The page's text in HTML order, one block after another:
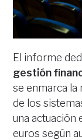
El informe
gestión
se enmarca la
de los
una actuación
euros según